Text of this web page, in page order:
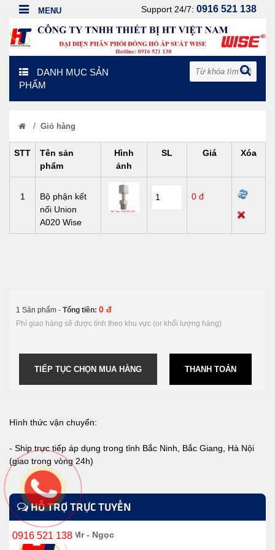
Support 24/7: 0916 521 138
DANH MỤC SẢN
PHẨM
/ Giỏ hàng
STT
Tên sản
phẩm
Hình
ảnh
SL Giá Xóa
1
Bộ phận kết
nối Union
A020 Wise
0 đ
1 Sản phẩm - Tổng tiền: 0 đ
Phí giao hàng sẽ được tính theo khu vực (or khối lượng hàng)
THANH TOÁN
TIẾP TỤC CHỌN MUA HÀNG
Hình thức vận chuyển:
- Ship trực tiếp áp dụng trong tỉnh Bắc Ninh, Bắc Giang, Hà Nội
(giao trong vòng 24h)
HỖ TRỢ TRỰC TUYẾN
Mr - Ngọc
0916 521 138